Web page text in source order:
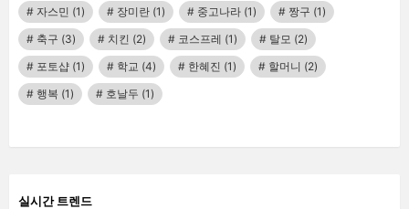
자스민 (1) 장미란 (1) 중고나라 (1) 짱구 (1)
축구 (3) 치킨 (2) 코스프레 (1) 탈모 (2)
포토샵 (1) 학교 (4) 한혜진 (1) 할머니 (2)
행복 (1) 호날두 (1)
실시간 트렌드